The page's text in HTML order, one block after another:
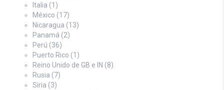
Italia (1)
México (17)
Nicaragua (13)
Panamá (2)
Perú (36)
Puerto Rico (1)
Reino Unido de GB e IN (8)
Rusia (7)
Siria (3)